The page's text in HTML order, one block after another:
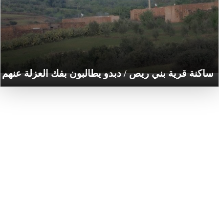
ساكنة قرية بني ريص / دبدو يطالبون بفك العزلة عنهم